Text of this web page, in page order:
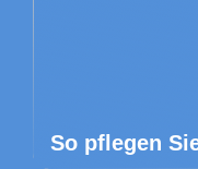
So pflegen